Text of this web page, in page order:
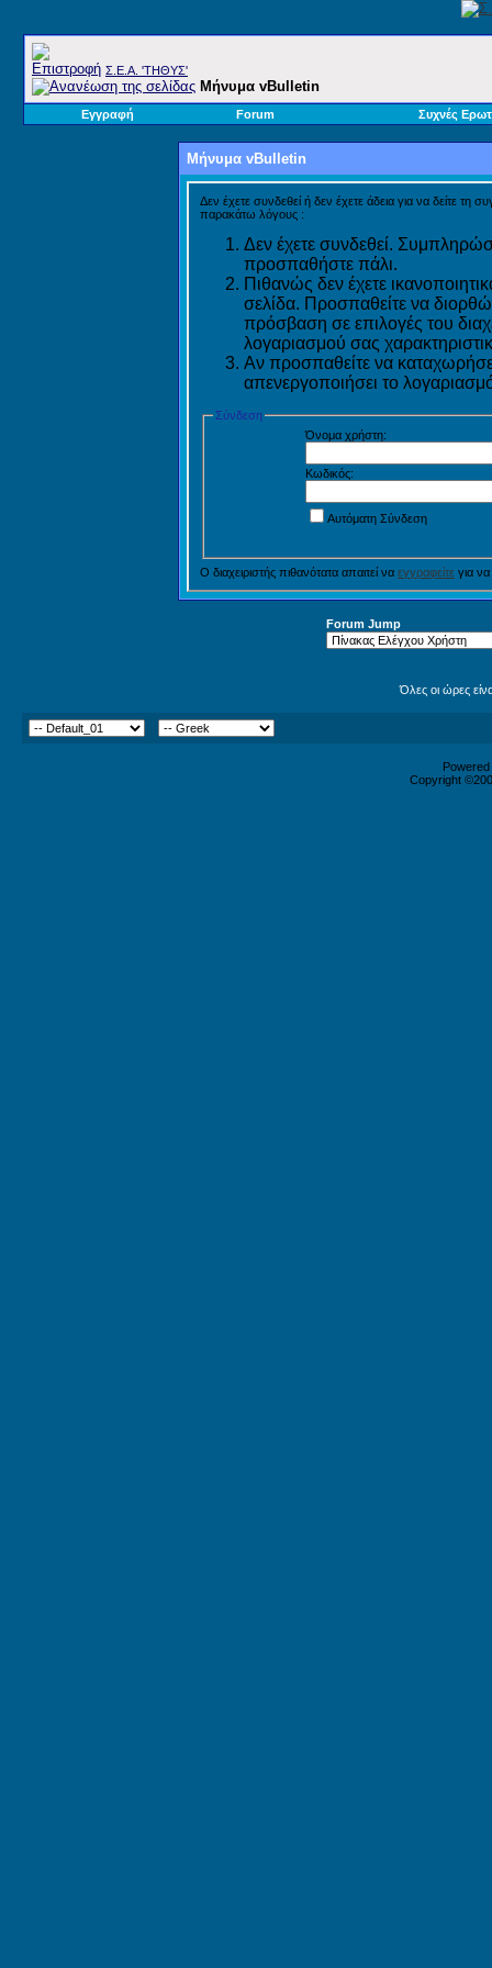
Σ.E.A. 'ΤΗΘΥΣ'
Μήνυμα vBulletin
Εγγραφή Forum Συχνές
Μήνυμα vBulletin
Δεν έχετε συνδεθεί ή δεν έχετε άδεια για να δείτε τη
παρακάτω λόγους :
Δεν έχετε συνδεθεί.
προσπαθήστε πάλι.
Πιθανώς δεν έχετε
σελίδα. Προσπαθείτε να
πρόσβαση σε επιλογές του
λογαριασμού σας
Αν προσπαθείτε να
απενεργοποιήσει το
Σύνδεση
Όνομα χρήστη:
Κωδικός:
Αυτόματη Σύνδεση
Ο διαχειριστής πιθανότατα απαιτεί να εγγραφείτε για
Forum Jump
Όλες οι ώρες
Copyright